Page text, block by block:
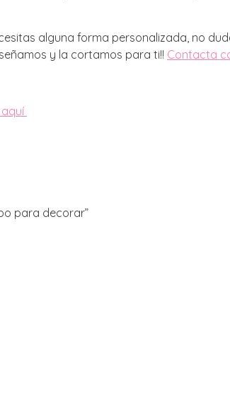
alguna forma personalizada, no
y la cortamos para ti!! Contacta
para decorar”